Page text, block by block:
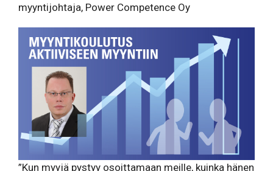
myyntijohtaja, Power Competence Oy
”Kun myyjä pystyy osoittamaan meille, kuinka hänen